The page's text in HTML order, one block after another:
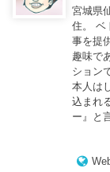
宮城県
住。 ベ
事を提
趣味で
ション
本人は
込まれ
ー 』と